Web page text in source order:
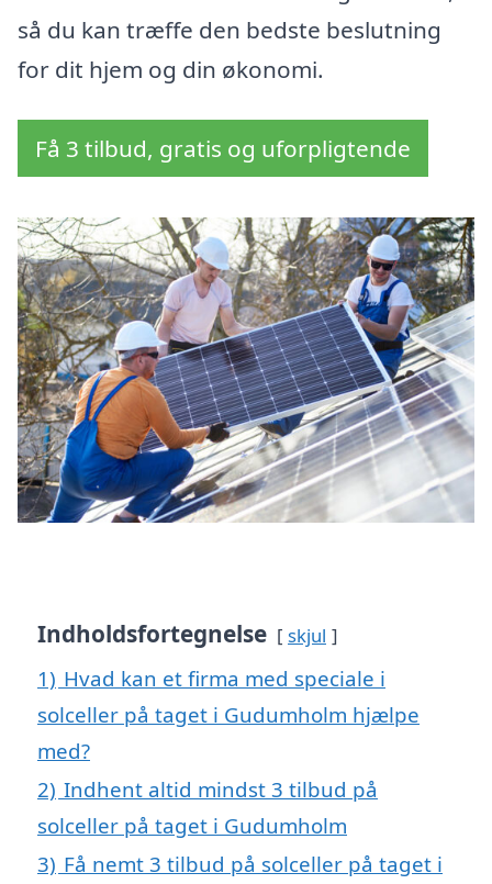
så du kan træffe den bedste beslutning
for dit hjem og din økonomi.
Få 3 tilbud, gratis og uforpligtende
Indholdsfortegnelse skjul
1) Hvad kan et firma med speciale i
solceller på taget i Gudumholm hjælpe
med?
2) Indhent altid mindst 3 tilbud på
solceller på taget i Gudumholm
3) Få nemt 3 tilbud på solceller på taget i